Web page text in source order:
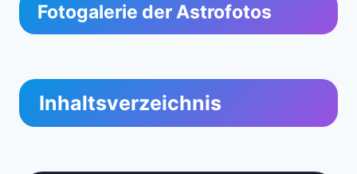
Fotogalerie der Astrofotos
Inhaltsverzeichnis